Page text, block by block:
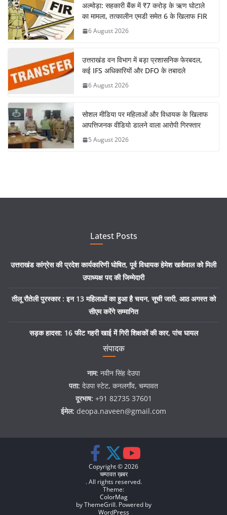
अल्मोड़ा: सहकारी बैंक में ₹7 करोड़ के ऋण घोटाले
का मामला, तत्कालीन एमडी समेत 6 के खिलाफ FIR
6 August 2026
उत्तराखंड वन विभाग में बड़ा प्रशासनिक फेरबदल,
कई IFS अधिकारियों और DFO के तबादले
6 August 2026
सोशल मीडिया पर महिलाओं और विधायक के खिलाफ
आपत्तिजनक वीडियो डालने वाला आरोपी गिरफ्तार
5 August 2026
Latest Posts
उत्तराखंड कांग्रेस की प्रदेश कार्यकारिणी घोषित, पूर्व विधायक हेमेश खर्कवाल को मिली
उपाध्यक्ष पद की जिम्मेदारी
तीलू रौतेली पुरस्कार : इन 13 महिलाओं का हुआ है चयन, सूची जारी, आठ अगस्त को
सीएम करेंगे सम्मानित
सड़क हादसा: 16 फीट गहरी खाई में गिरी शिक्षकों की कार, पांच घायल
संपादक
नाम: नवीन सिंह देउपा
पता: देउपा स्टेट, कनलगाँव, चम्पावत
दूरभाष: +91 82735 37601
ईमेल: deopa.naveen@gmail.com
Copyright © 2026
चम्पावत ख़बर
. All rights reserved.
Theme:
ColorMag
by ThemeGrill. Powered by
WordPress